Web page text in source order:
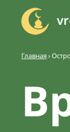
Главная›